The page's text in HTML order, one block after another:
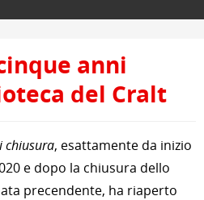
anni
del Cralt
chiusura, esattamente da inizio
e dopo la chiusura dello
precendente, ha riaperto